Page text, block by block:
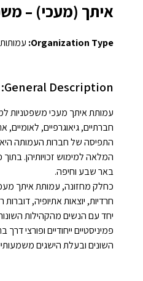
איתך (מעכי) –
Organization Type: עמותות
General Description:
חברתיים, גיאוגרפיים, לאומיים,
התפיסה של חברות העמותה היא
המלאה למימוש זכויותיהן.
באר שבע וחיפה.
כחלק מחזונה, עמותת איתך
חרדיות, יוצאות אתיופיה,
יחד עם הנשים מהקהילות
פמיניסטיים ייחודיים
השונים ובעלת הישגים